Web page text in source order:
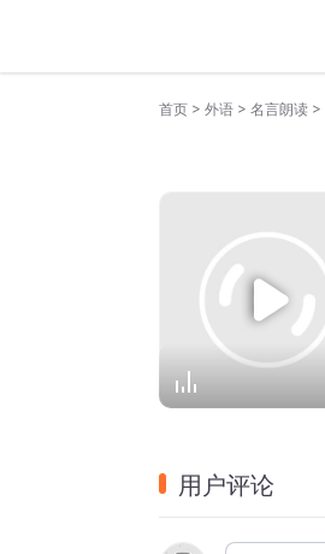
首页 > 外语 > 名言朗读 >
用户评论